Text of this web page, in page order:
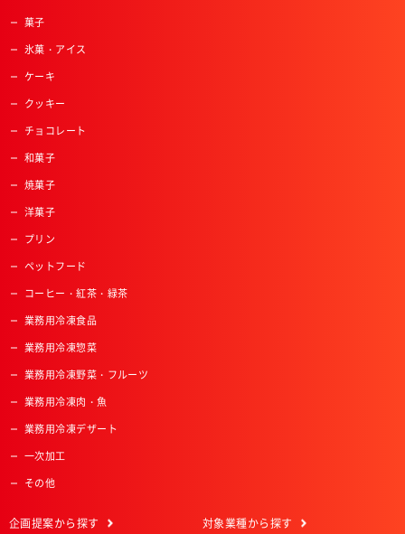
菓子
氷菓・アイス
ケーキ
クッキー
チョコレート
和菓子
焼菓子
洋菓子
プリン
ペットフード
コーヒー・紅茶・緑茶
業務用冷凍食品
業務用冷凍惣菜
業務用冷凍野菜・フルーツ
業務用冷凍肉・魚
業務用冷凍デザート
一次加工
その他
企画提案から探す 対象業種から探す